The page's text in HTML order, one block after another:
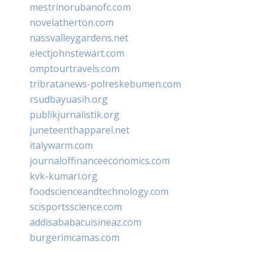
mestrinorubanofc.com
novelatherton.com
nassvalleygardens.net
electjohnstewart.com
omptourtravels.com
tribratanews-polreskebumen.com
rsudbayuasih.org
publikjurnalistik.org
juneteenthapparel.net
italywarm.com
journaloffinanceeconomics.com
kvk-kumari.org
foodscienceandtechnology.com
scisportsscience.com
addisababacuisineaz.com
burgerimcamas.com